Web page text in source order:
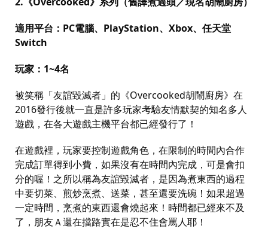
適用平台： PC電腦、 PlayStation、 Xbox、任天堂
Switch
玩家： 1~4名
被笑稱「友誼毀滅者」的《Overcooked胡鬧廚房》在
2016發行後就一直是許多玩家考驗友情默契的知名多人
遊戲，在各大遊戲主機平台都已經發行了！
在遊戲裡，玩家要控制遊戲角色，在限制的時間內合作
完成訂單得到小費，如果沒有在時間內完成，可是會扣
分的喔！之所以稱為友誼毀滅者，是因為煮東西的過程
中要切菜、煎炒烹煮、送菜，甚至還要洗碗！如果超過
一定時間，烹煮的東西還會燒起來！時間都已經來不及
了，朋友Ａ還在擋路實在是忍不住會罵人耶！